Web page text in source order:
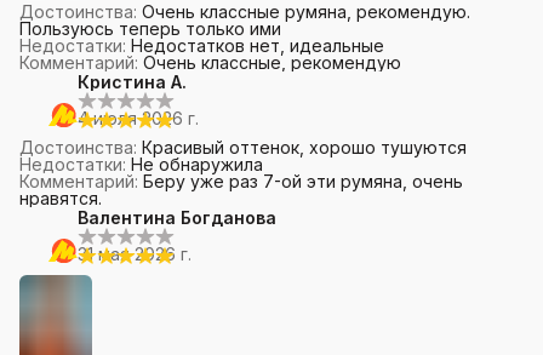
Достоинства: Очень классные румяна, рекомендую.
Пользуюсь теперь только ими
Недостатки: Недостатков нет, идеальные
Комментарий: Очень классные, рекомендую
Кристина А.
4 июля 2026 г.
Достоинства: Красивый оттенок, хорошо тушуются
Недостатки: Не обнаружила
Комментарий: Беру уже раз 7-ой эти румяна, очень
нравятся.
Валентина Богданова
31 мая 2026 г.